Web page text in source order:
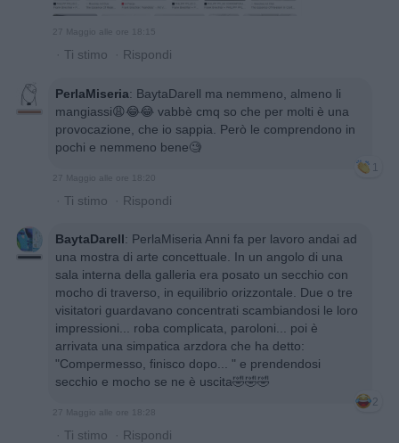
27 Maggio alle ore 18:15
· Ti stimo · Rispondi
PerlaMiseria: BaytaDarell ma nemmeno, almeno li
mangiassi😩😂😂 vabbè cmq so che per molti è una
provocazione, che io sappia. Però le comprendono in
pochi e nemmeno bene🧐
1
27 Maggio alle ore 18:20
· Ti stimo · Rispondi
BaytaDarell: PerlaMiseria Anni fa per lavoro andai ad
una mostra di arte concettuale. In un angolo di una
sala interna della galleria era posato un secchio con
mocho di traverso, in equilibrio orizzontale. Due o tre
visitatori guardavano concentrati scambiandosi le loro
impressioni... roba complicata, paroloni... poi è
arrivata una simpatica arzdora che ha detto:
"Compermesso, finisco dopo... " e prendendosi
secchio e mocho se ne è uscita🤣🤣🤣
2
27 Maggio alle ore 18:28
· Ti stimo · Rispondi